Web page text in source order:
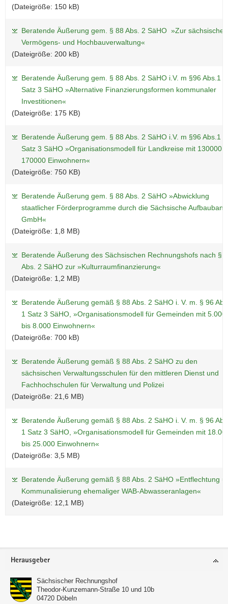
(Dateigröße: 150 kB)
Beratende Äußerung gem. § 88 Abs. 2 SäHO »Zur sächsischen
Vermögens- und Hochbauverwaltung«
(Dateigröße: 200 kB)
Beratende Äußerung gem. § 88 Abs. 2 SäHO i.V. m §96 Abs.1
Satz 3 SäHO »Alternative Finanzierungsformen kommunaler
Investitionen«
(Dateigröße: 175 KB)
Beratende Äußerung gem. § 88 Abs. 2 SäHO i.V. m §96 Abs.1
Satz 3 SäHO »Organisationsmodell für Landkreise mit 130000
170000 Einwohnern«
(Dateigröße: 750 KB)
Beratende Äußerung gem. § 88 Abs. 2 SäHO »Abwicklung
staatlicher Förderprogramme durch die Sächsische Aufbaubank
GmbH«
(Dateigröße: 1,8 MB)
Beratende Äußerung des Sächsischen Rechnungshofs nach §
Abs. 2 SäHO zur »Kulturraumfinanzierung«
(Dateigröße: 1,2 MB)
Beratende Äußerung gemäß § 88 Abs. 2 SäHO i. V. m. § 96
1 Satz 3 SäHO, »Organisationsmodell für Gemeinden mit 5.000
bis 8.000 Einwohnern«
(Dateigröße: 700 kB)
Beratende Äußerung gemäß § 88 Abs. 2 SäHO zu den
sächsischen Verwaltungsschulen für den mittleren Dienst und
Fachhochschulen für Verwaltung und Polizei
(Dateigröße: 21,6 MB)
Beratende Äußerung gemäß § 88 Abs. 2 SäHO i. V. m. § 96
1 Satz 3 SäHO, »Organisationsmodell für Gemeinden mit
bis 25.000 Einwohnern«
(Dateigröße: 3,5 MB)
Beratende Äußerung gemäß § 88 Abs. 2 SäHO »Entflechtung
Kommunalisierung ehemaliger WAB-Abwasseranlagen«
(Dateigröße: 12,1 MB)
Footer-
Herausgeber
Sächsischer Rechnungshof
Theodor-Kunzemann-Straße 10 und 10b
04720 Döbeln